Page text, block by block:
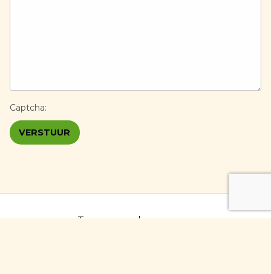
Captcha:
VERSTUUR
« Terug naar de campagne